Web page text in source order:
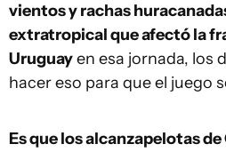
vientos y rachas
extratropical que afectó la
Uruguayen esa jornada, los
hacer eso para que el juego
Es que los alcanzapelotas